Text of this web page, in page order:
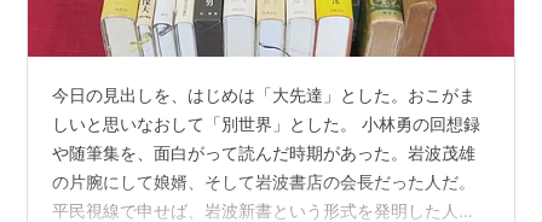
今日の見出しを、はじめは「大先達」とした。おこがま
しいと思いなおして「別世界」とした。 小林勇の回想録
や随筆集を、面白がって読んだ時期があった。岩波茂雄
の片腕にして娘婿、そして岩波書店の会長だった人だ。
平民視線で申せば、岩波新書という形式を発明した人で